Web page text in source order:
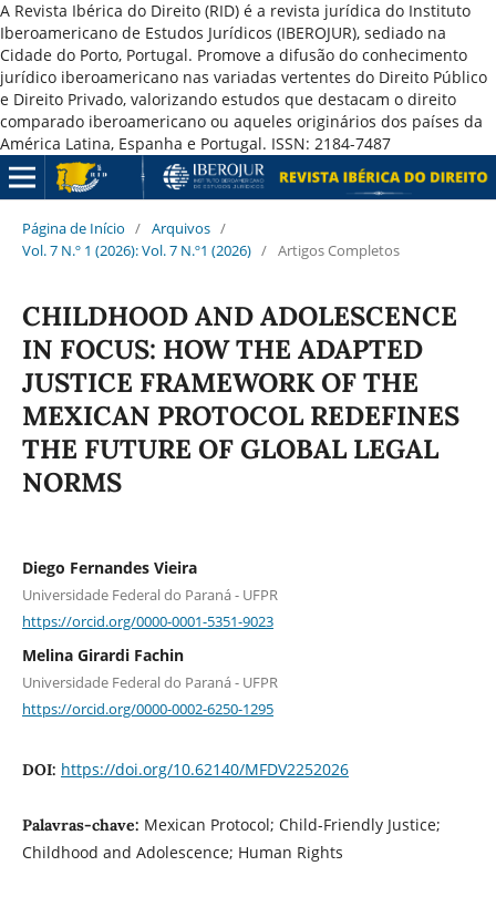
A Revista Ibérica do Direito (RID) é a revista jurídica do Instituto
Iberoamericano de Estudos Jurídicos (IBEROJUR), sediado na
Cidade do Porto, Portugal. Promove a difusão do conhecimento
jurídico iberoamericano nas variadas vertentes do Direito Público
e Direito Privado, valorizando estudos que destacam o direito
comparado iberoamericano ou aqueles originários dos países da
América Latina, Espanha e Portugal. ISSN: 2184-7487
Página de Início / Arquivos /
Vol. 7 N.º 1 (2026): Vol. 7 N.º1 (2026) / Artigos Completos
CHILDHOOD AND ADOLESCENCE
IN FOCUS: HOW THE ADAPTED
JUSTICE FRAMEWORK OF THE
MEXICAN PROTOCOL REDEFINES
THE FUTURE OF GLOBAL LEGAL
NORMS
Diego Fernandes Vieira
Universidade Federal do Paraná - UFPR
https://orcid.org/0000-0001-5351-9023
Melina Girardi Fachin
Universidade Federal do Paraná - UFPR
https://orcid.org/0000-0002-6250-1295
DOI: https://doi.org/10.62140/MFDV2252026
Palavras-chave: Mexican Protocol; Child-Friendly Justice;
Childhood and Adolescence; Human Rights